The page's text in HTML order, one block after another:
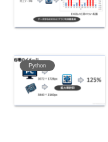
Python